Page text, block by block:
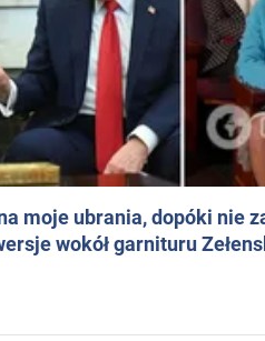
moje ubrania, dopóki nie
wokół garnituru